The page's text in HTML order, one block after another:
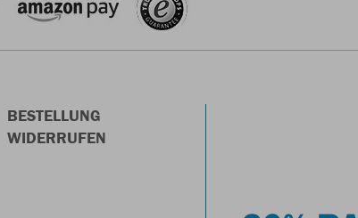
BESTELLUNG
WIDERRUFEN